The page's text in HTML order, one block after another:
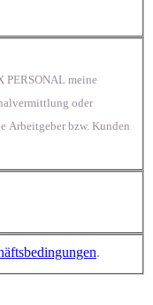
PERSONAL meine
oder
Arbeitgeber bzw. Kunden
.